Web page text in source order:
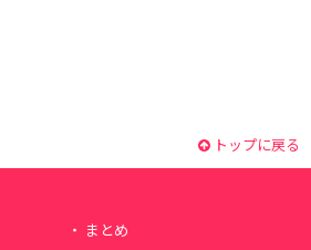
トップに戻る
まとめ